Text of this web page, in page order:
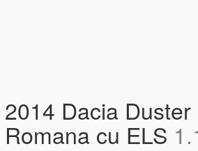
2014 Dacia Duster
Romana cu ELS